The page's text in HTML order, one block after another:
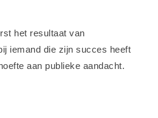
het resultaat van
iemand die zijn succes heeft
aan publieke aandacht.